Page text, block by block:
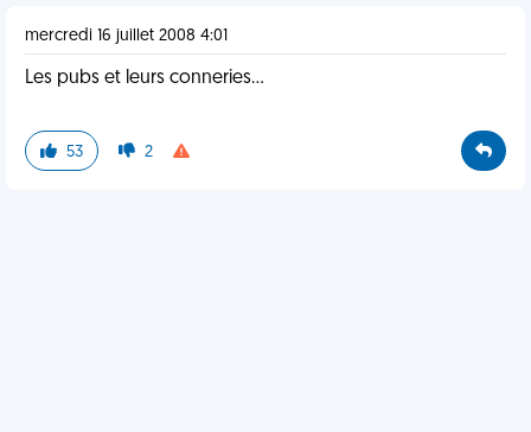
mercredi 16 juillet 2008 4:01
Les pubs et leurs conneries...
53 2